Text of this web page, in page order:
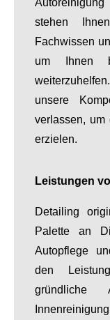
stehen
Fachwissen
um Ihnen
unsere
verlassen, um
erzielen.
Leistungen
Detailing
Palette an
Autopflege
den
gründliche